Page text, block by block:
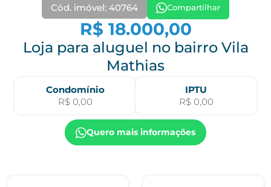
Cód. imóvel: 40764 Compartilhar
R$ 18.000,00
Loja para aluguel no bairro Vila
Mathias
Condomínio
R$ 0,00
IPTU
R$ 0,00
Quero mais informações